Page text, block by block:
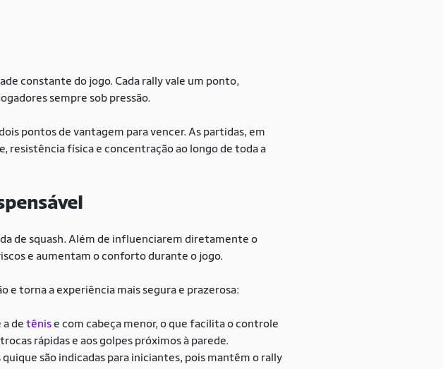
constante do jogo. Cada rally vale um ponto,
sempre sob pressão.
pontos de vantagem para vencer. As partidas, em
resistência física e concentração ao longo de toda a
de squash. Além de influenciarem diretamente o
e aumentam o conforto durante o jogo.
e torna a experiência mais segura e prazerosa:
a detênise com cabeça menor, o que facilita o controle
rápidas e aos golpes próximos à parede.
são indicadas para iniciantes, pois mantêm o rally